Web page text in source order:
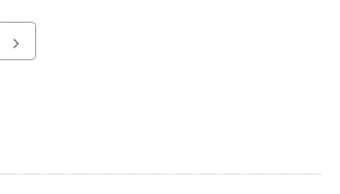
Далее